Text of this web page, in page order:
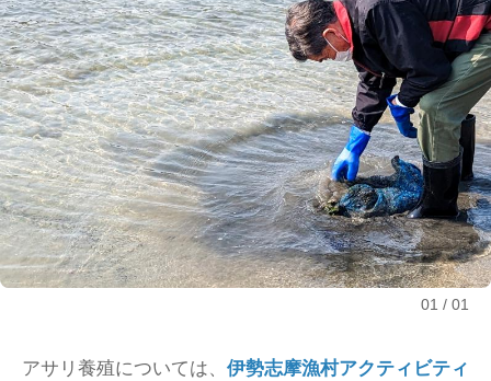
01 01
アサリ養殖については、 伊勢志摩漁村アクティビティ